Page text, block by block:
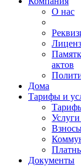
О нас
актов
Дома
Тарифы и
Документы